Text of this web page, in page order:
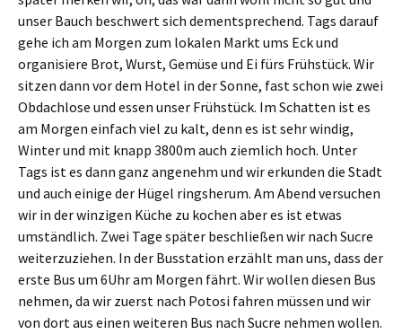
unser Bauch beschwert sich dementsprechend. Tags darauf
gehe ich am Morgen zum lokalen Markt ums Eck und
organisiere Brot, Wurst, Gemüse und Ei fürs Frühstück. Wir
sitzen dann vor dem Hotel in der Sonne, fast schon wie zwei
Obdachlose und essen unser Frühstück. Im Schatten ist es
am Morgen einfach viel zu kalt, denn es ist sehr windig,
Winter und mit knapp 3800m auch ziemlich hoch. Unter
Tags ist es dann ganz angenehm und wir erkunden die Stadt
und auch einige der Hügel ringsherum. Am Abend versuchen
wir in der winzigen Küche zu kochen aber es ist etwas
umständlich. Zwei Tage später beschließen wir nach Sucre
weiterzuziehen. In der Busstation erzählt man uns, dass der
erste Bus um 6Uhr am Morgen fährt. Wir wollen diesen Bus
nehmen, da wir zuerst nach Potosi fahren müssen und wir
von dort aus einen weiteren Bus nach Sucre nehmen wollen.